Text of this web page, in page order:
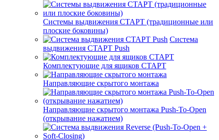
Системы выдвижения СТАРТ (традиционные или
плоские боковины)
Система
выдвижения СТАРТ Push
Комплектующие для ящиков СТАРТ
Направляющие скрытого монтажа
Направляющие скрытого монтажа Push-To-Open
(открывание нажатием)